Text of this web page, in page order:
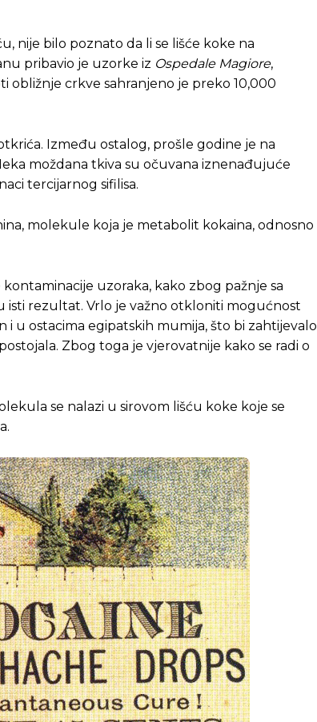
nije bilo poznato da li se lišće koke na
pribavio je uzorke iz Ospedale Magiore,
obližnje crkve sahranjeno je preko 10,000
Između ostalog, prošle godine je na
moždana tkiva su očuvana iznenađujuće
tercijarnog sifilisa.
molekule koja je metabolit kokaina, odnosno
uzoraka, kako zbog pažnje sa
isti rezultat. Vrlo je važno otkloniti mogućnost
u ostacima egipatskih mumija, što bi zahtijevalo
Zbog toga je vjerovatnije kako se radi o
se nalazi u sirovom lišću koke koje se